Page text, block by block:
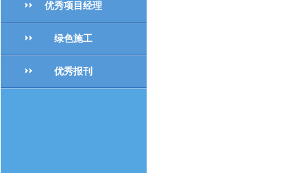
优秀项目经理
绿色施工
优秀报刊